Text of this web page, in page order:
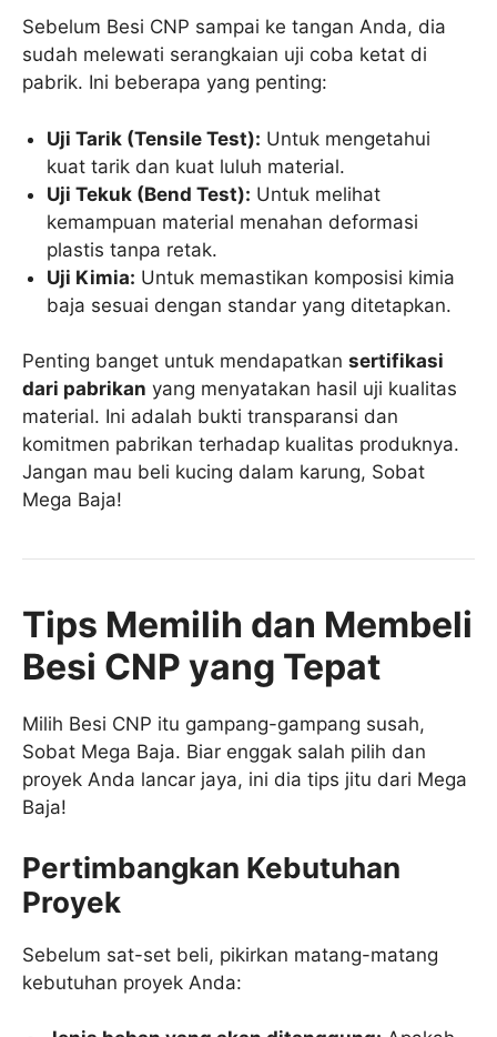
Sebelum Besi CNP sampai ke tangan Anda, dia
sudah melewati serangkaian uji coba ketat di
pabrik. Ini beberapa yang penting:
Uji Tarik (Tensile Test): Untuk mengetahui
kuat tarik dan kuat luluh material.
Uji Tekuk (Bend Test): Untuk melihat
kemampuan material menahan deformasi
plastis tanpa retak.
Uji Kimia: Untuk memastikan komposisi kimia
baja sesuai dengan standar yang ditetapkan.
Penting banget untuk mendapatkan sertifikasi
dari pabrikan yang menyatakan hasil uji kualitas
material. Ini adalah bukti transparansi dan
komitmen pabrikan terhadap kualitas produknya.
Jangan mau beli kucing dalam karung, Sobat
Mega Baja!
Tips Memilih dan Membeli
Besi CNP yang Tepat
Milih Besi CNP itu gampang-gampang susah,
Sobat Mega Baja. Biar enggak salah pilih dan
proyek Anda lancar jaya, ini dia tips jitu dari Mega
Baja!
Pertimbangkan Kebutuhan
Proyek
Sebelum sat-set beli, pikirkan matang-matang
kebutuhan proyek Anda: